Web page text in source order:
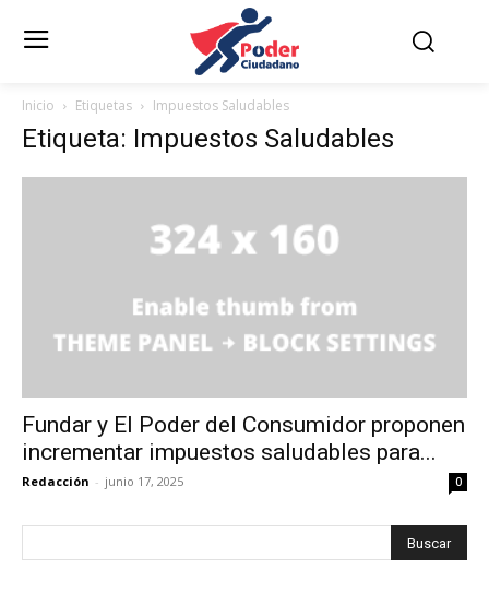
Inicio Etiquetas Impuestos Saludables
Etiqueta: Impuestos Saludables
Fundar y El Poder del Consumidor proponen
incrementar impuestos saludables para...
Redacción - junio 17, 2025 0